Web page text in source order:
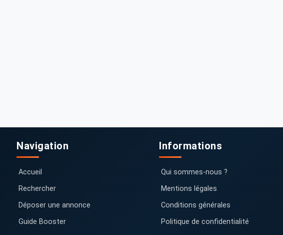
Navigation
Accueil
Rechercher
Déposer une annonce
Guide Booster
Informations
Qui sommes-nous ?
Mentions légales
Conditions générales
Politique de confidentialité